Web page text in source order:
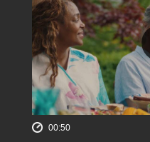
00:50